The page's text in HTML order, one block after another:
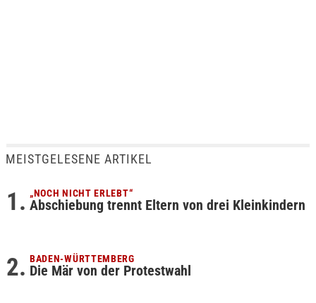
MEISTGELESENE ARTIKEL
„NOCH NICHT ERLEBT“
Abschiebung trennt Eltern von drei Kleinkindern
BADEN-WÜRTTEMBERG
Die Mär von der Protestwahl